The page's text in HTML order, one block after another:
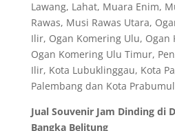
Lawang, Lahat, Muara Enim,
Rawas, Musi Rawas Utara,
Ilir, Ogan Komering Ulu, Ogan
Ogan Komering Ulu Timur,
Ilir, Kota Lubuklinggau, Kota
Palembang dan Kota
Jual Souvenir Jam Dinding di
Bangka Belitung